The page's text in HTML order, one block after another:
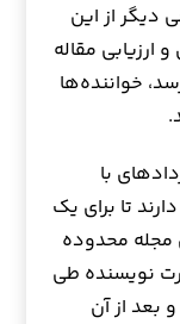
دیگر از این
ارزیابی مقاله
خواننده‌ها
با
تا برای یک
مجله محدوده
نویسنده طی
بعد از آن